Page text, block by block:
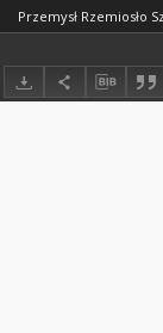
Przemysł Rzemiosło